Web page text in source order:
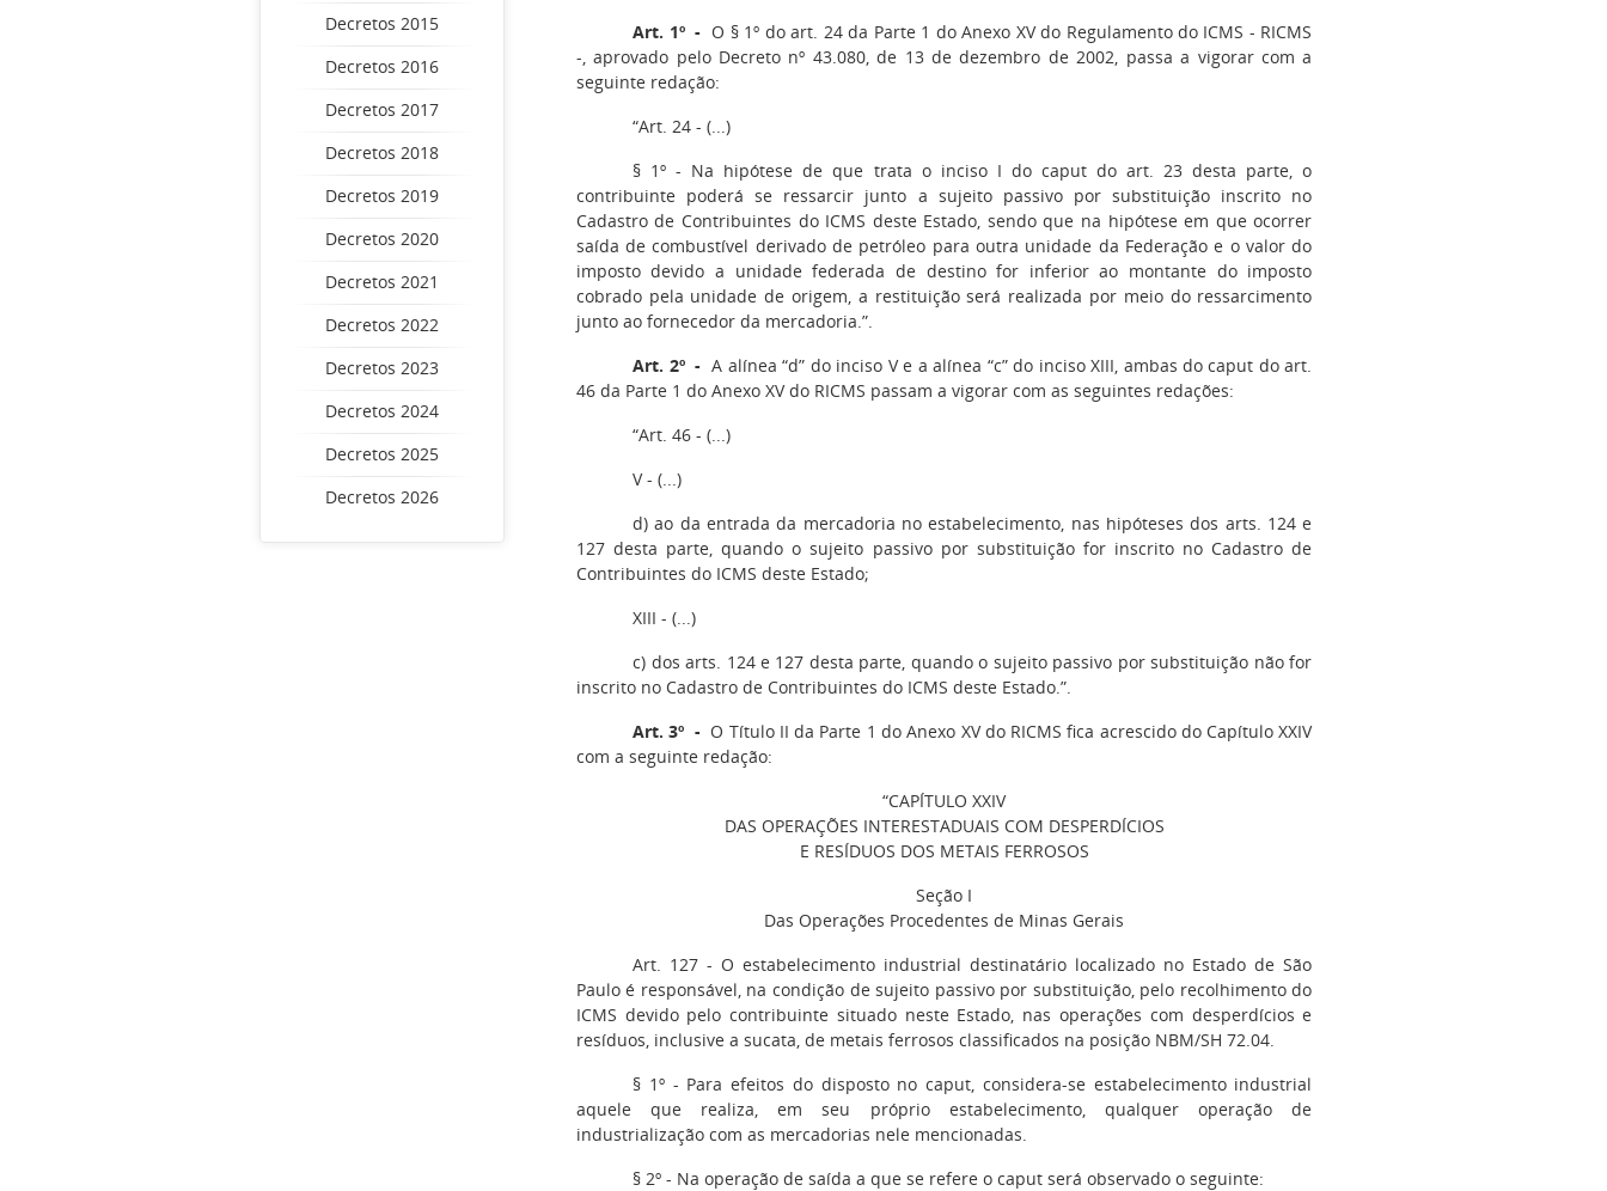
Decretos 2015
Decretos 2016
Decretos 2017
Decretos 2018
Decretos 2019
Decretos 2020
Decretos 2021
Decretos 2022
Decretos 2023
Decretos 2024
Decretos 2025
Decretos 2026
Art. 1º - O § 1º do art. 24 da Parte 1 do Anexo XV do Regulamento do ICMS - RICMS
-, aprovado pelo Decreto nº 43.080, de 13 de dezembro de 2002, passa a vigorar com a
seguinte redação:
“Art. 24 - (...)
§ 1º - Na hipótese de que trata o inciso I do caput do art. 23 desta parte, o
contribuinte poderá se ressarcir junto a sujeito passivo por substituição inscrito no
Cadastro de Contribuintes do ICMS deste Estado, sendo que na hipótese em que ocorrer
saída de combustível derivado de petróleo para outra unidade da Federação e o valor do
imposto devido a unidade federada de destino for inferior ao montante do imposto
cobrado pela unidade de origem, a restituição será realizada por meio do ressarcimento
junto ao fornecedor da mercadoria.”.
Art. 2º - A alínea “d” do inciso V e a alínea “c” do inciso XIII, ambas do caput do art.
46 da Parte 1 do Anexo XV do RICMS passam a vigorar com as seguintes redações:
“Art. 46 - (...)
V - (...)
d) ao da entrada da mercadoria no estabelecimento, nas hipóteses dos arts. 124 e
127 desta parte, quando o sujeito passivo por substituição for inscrito no Cadastro de
Contribuintes do ICMS deste Estado;
XIII - (...)
c) dos arts. 124 e 127 desta parte, quando o sujeito passivo por substituição não for
inscrito no Cadastro de Contribuintes do ICMS deste Estado.”.
Art. 3º - O Título II da Parte 1 do Anexo XV do RICMS fica acrescido do Capítulo XXIV
com a seguinte redação:
“CAPÍTULO XXIV
DAS OPERAÇÕES INTERESTADUAIS COM DESPERDÍCIOS
E RESÍDUOS DOS METAIS FERROSOS
Seção I
Das Operações Procedentes de Minas Gerais
Art. 127 - O estabelecimento industrial destinatário localizado no Estado de São
Paulo é responsável, na condição de sujeito passivo por substituição, pelo recolhimento do
ICMS devido pelo contribuinte situado neste Estado, nas operações com desperdícios e
resíduos, inclusive a sucata, de metais ferrosos classificados na posição NBM/SH 72.04.
§ 1º - Para efeitos do disposto no caput, considera-se estabelecimento industrial
aquele que realiza, em seu próprio estabelecimento, qualquer operação de
industrialização com as mercadorias nele mencionadas.
§ 2º - Na operação de saída a que se refere o caput será observado o seguinte: